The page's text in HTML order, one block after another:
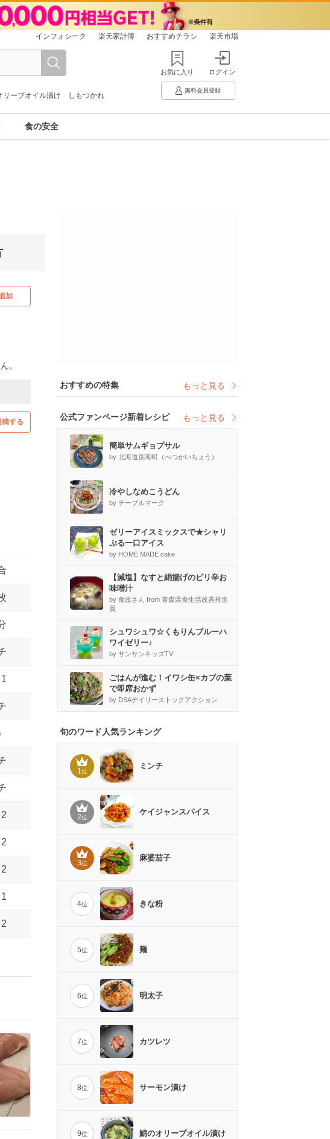
インフォシーク 楽天家計簿 おすすめチラシ 楽天市場
リーブオイル漬け しもつかれ
お気に入り ログイン
無料会員登録
食の安全
加
。
する
おすすめの特集 もっと見る
公式ファンページ新着レシピ もっと見る
簡単サムギョプサル
by 北海道別海町（べつかいちょう）
冷やしなめこうどん
by テーブルマーク
ゼリーアイスミックスで★シャリ
ぷる一口アイス
by HOME MADE cake
【減塩】なすと絹揚げのピリ辛お
味噌汁
by 食改さん from 青森県食生活改善推進
員
シュワシュワ☆くもりんブルーハ
ワイゼリー♪
by サンサンキッズTV
ごはんが進む！イワシ缶×カブの葉
で即席おかず
by DSAデイリーストックアクション
旬のワード人気ランキング
1位
ミンチ
2位
ケイジャンスパイス
3位
麻婆茄子
4位 きな粉
5位 麺
6位 明太子
7位 カツレツ
8位 サーモン漬け
9位 鯖のオリーブオイル漬け